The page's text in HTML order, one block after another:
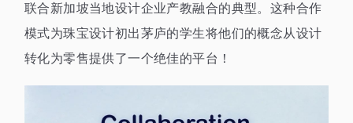
联合新加坡当地设计企业产教融合的典型。这种合作
模式为珠宝设计初出茅庐的学生将他们的概念从设计
转化为零售提供了一个绝佳的平台！